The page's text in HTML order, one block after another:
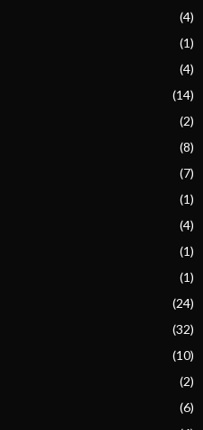
(4)
(1)
(4)
(14)
(2)
(8)
(7)
(1)
(4)
(1)
(1)
(24)
(32)
(10)
(2)
(6)